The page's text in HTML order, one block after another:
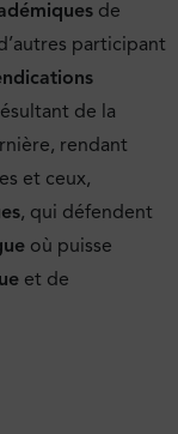
de
participant
de la
rendant
et ceux,
, qui défendent
où puisse
et de